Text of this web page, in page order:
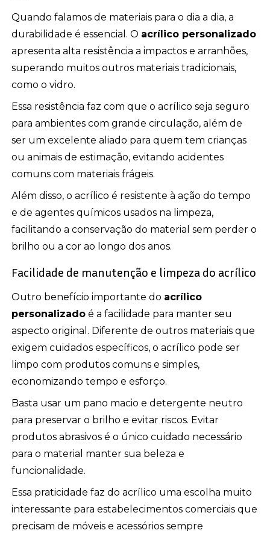
Quando falamos de materiais para o dia a dia, a
durabilidade é essencial. O acrílico personalizado
apresenta alta resistência a impactos e arranhões,
superando muitos outros materiais tradicionais,
como o vidro.
Essa resistência faz com que o acrílico seja seguro
para ambientes com grande circulação, além de
ser um excelente aliado para quem tem crianças
ou animais de estimação, evitando acidentes
comuns com materiais frágeis.
Além disso, o acrílico é resistente à ação do tempo
e de agentes químicos usados na limpeza,
facilitando a conservação do material sem perder o
brilho ou a cor ao longo dos anos.
Facilidade de manutenção e limpeza do acrílico
Outro benefício importante do acrílico
personalizado é a facilidade para manter seu
aspecto original. Diferente de outros materiais que
exigem cuidados específicos, o acrílico pode ser
limpo com produtos comuns e simples,
economizando tempo e esforço.
Basta usar um pano macio e detergente neutro
para preservar o brilho e evitar riscos. Evitar
produtos abrasivos é o único cuidado necessário
para o material manter sua beleza e
funcionalidade.
Essa praticidade faz do acrílico uma escolha muito
interessante para estabelecimentos comerciais que
precisam de móveis e acessórios sempre